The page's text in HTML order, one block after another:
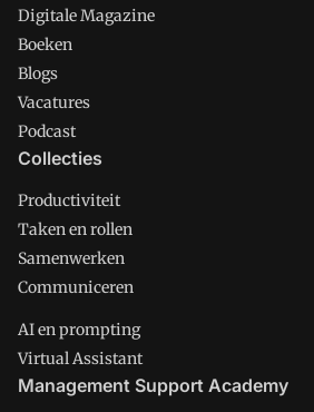
Digitale Magazine
Boeken
Blogs
Vacatures
Podcast
Collecties
Productiviteit
Taken en rollen
Samenwerken
Communiceren
AI en prompting
Virtual Assistant
Management Support Academy